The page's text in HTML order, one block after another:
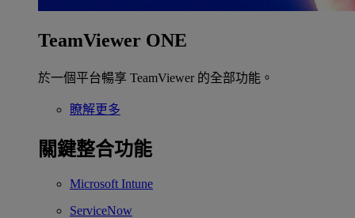
TeamViewer ONE
於一個平台暢享 TeamViewer 的全部功能。
瞭解更多
關鍵整合功能
Microsoft Intune
ServiceNow